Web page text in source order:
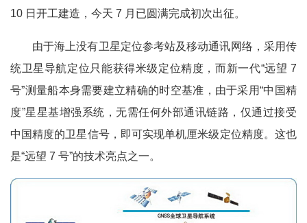
10 日开工建造，今天 7 月已圆满完成初次出征。
由于海上没有卫星定位参考站及移动通讯网络，采用传
统卫星导航定位只能获得米级定位精度，而新一代“远望 7
号”测量船本身需要建立精确的时空基准，由于采用“中国精
度”星星基增强系统，无需任何外部通讯链路，仅通过接受
中国精度的卫星信号，即可实现单机厘米级定位精度。这也
是“远望 7 号”的技术亮点之一。